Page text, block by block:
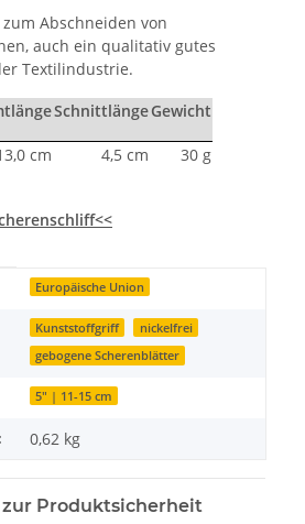
Abschneiden von
auch ein qualitativ gutes
Textilindustrie.
SchnittlängeGewicht
cm 4,5 cm 30 g
Europäische Union
Kunststoffgriff
nickelfrei
gebogene Scherenblätter
5" | 11-15 cm
0,62 kg
Produktsicherheit